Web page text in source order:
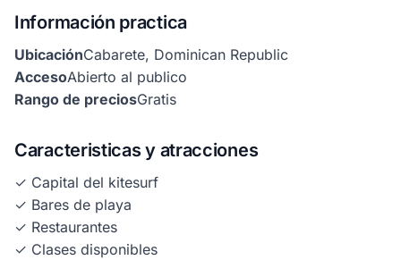
Información practica
UbicaciónCabarete, Dominican Republic
AccesoAbierto al publico
Rango de preciosGratis
Caracteristicas y atracciones
✓ Capital del kitesurf
✓ Bares de playa
✓ Restaurantes
✓ Clases disponibles